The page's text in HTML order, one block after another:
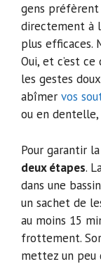
gens
directement à
plus efficaces.
Oui, et c’est
les gestes
abîmer vos
ou en
Pour garantir
deux étapes.
dans une
un sachet de
au moins 15
frottement.
mettez un peu